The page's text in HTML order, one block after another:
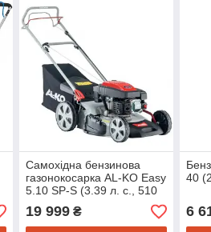
Самохідна бензинова
газонокосарка AL-KO Easy
5.10 SP-S (3.39 л. с., 510
мм)
19 999₴
40
6